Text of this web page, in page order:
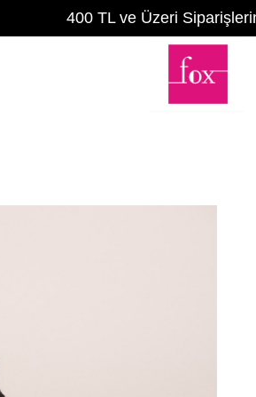
400 TL ve Üzeri